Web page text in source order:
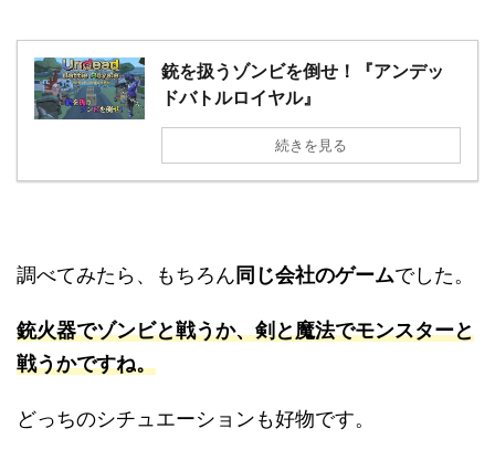
銃を扱うゾンビを倒せ！『アンデッ
ドバトルロイヤル』
続きを見る
調べてみたら、もちろん同じ会社のゲームでした。
銃火器でゾンビと戦うか、剣と魔法でモンスターと
戦うかですね。
どっちのシチュエーションも好物です。